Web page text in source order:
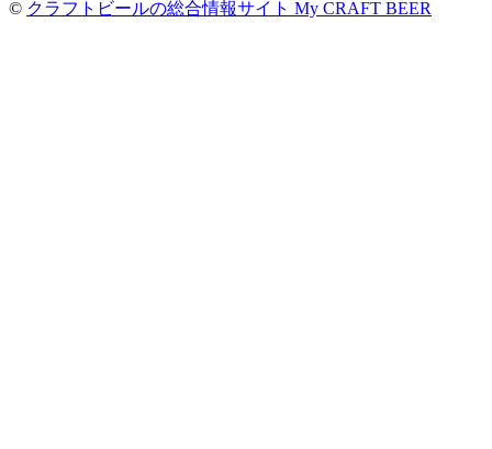
© クラフトビールの総合情報サイト My CRAFT BEER